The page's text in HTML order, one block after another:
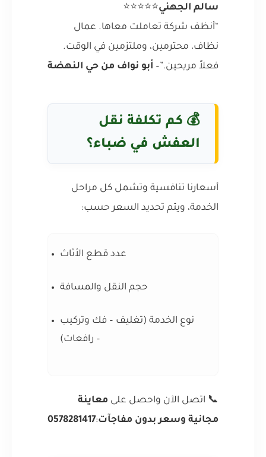
سالم الجهني⭐⭐⭐⭐⭐
“أنظف شركة تعاملت معاها. عمال
نظاف، محترمين، وملتزمين في الوقت.
فعلاً مريحين.”– أبو نواف من حي النهضة
💰 كم تكلفة نقل
العفش في ضباء؟
أسعارنا تنافسية وتشمل كل مراحل
الخدمة، ويتم تحديد السعر حسب:
عدد قطع الأثاث
حجم النقل والمسافة
نوع الخدمة (تغليف – فك وتركيب
– رافعات)
📞 اتصل الآن واحصل على معاينة
مجانية وسعر بدون مفاجآت:
0578281417